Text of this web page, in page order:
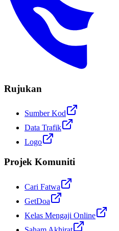
Rujukan
Sumber Kod
Data Trafik
Logo
Projek Komuniti
Cari Fatwa
GetDoa
Kelas Mengaji Online